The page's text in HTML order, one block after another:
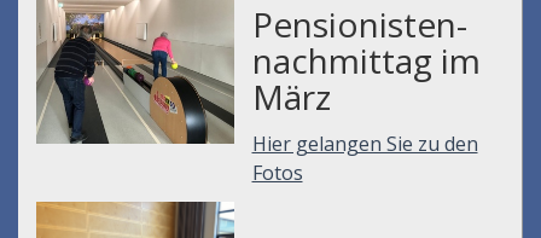
Pensionisten-
nachmittag im
März
Hier gelangen Sie zu den
Fotos